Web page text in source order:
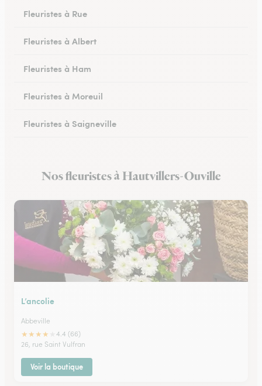
Fleuristes à Rue
Fleuristes à Albert
Fleuristes à Ham
Fleuristes à Moreuil
Fleuristes à Saigneville
Fleuristes à Corbie
Nos fleuristes à Hautvillers-Ouville
L’ancolie
Abbeville
★★★★
4.4 (66)
26, rue Saint Vulfran
Voir la boutique